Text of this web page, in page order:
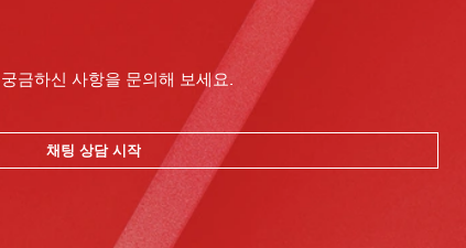
금하신 사항을 문의해 보세요.
채팅 상담 시작